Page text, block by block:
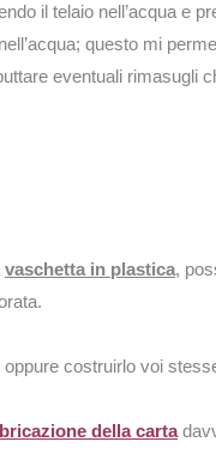
il telaio nell’acqua e
questo mi
eventuali rimasugli
vaschetta in plastica,
oppure costruirlo voi
della carta